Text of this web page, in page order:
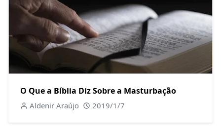
O Que a Bíblia Diz Sobre a Masturbação
Aldenir Araújo 2019/1/7